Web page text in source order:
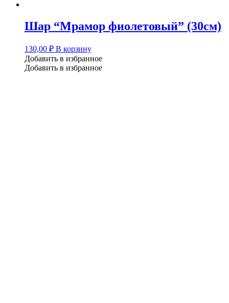
Шар “Мрамор фиолетовый” (30см)
130,00 ₽ В корзину
Добавить в избранное
Добавить в избранное